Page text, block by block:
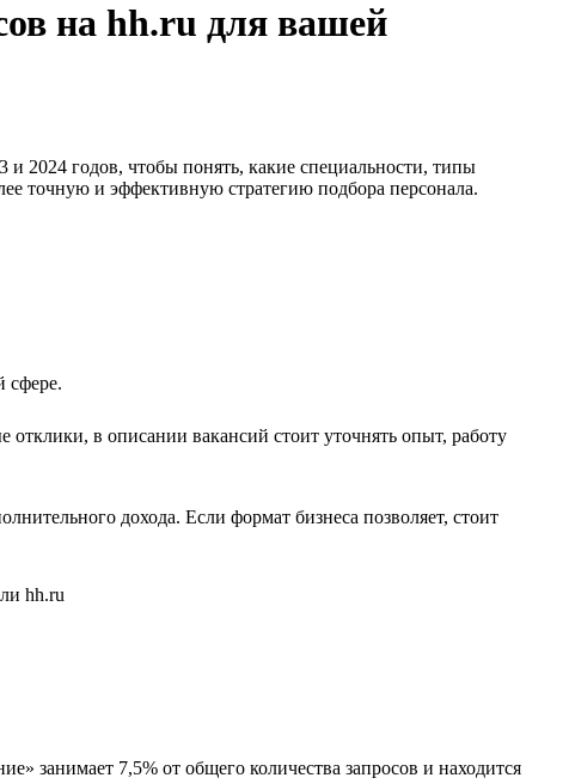
на hh.ru для вашей
2024 годов, чтобы понять, какие специальности, типы
точную и эффективную стратегию подбора персонала.
сфере.
в описании вакансий стоит уточнять опыт, работу
дохода. Если формат бизнеса позволяет, стоит
занимает 7,5% от общего количества запросов и находится